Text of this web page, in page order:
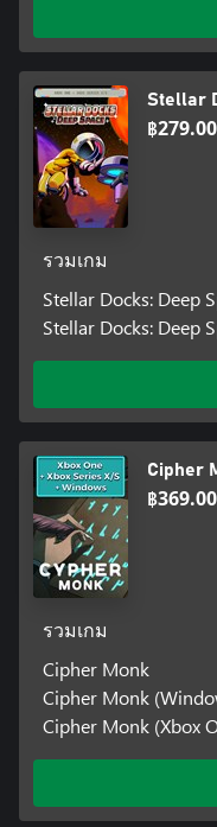
Stellar
฿279.00
รวมเกม
Stellar Docks: Deep
Stellar Docks: Deep
Cipher
฿369.00
รวมเกม
Cipher Monk
Cipher Monk
Cipher Monk (Xbox